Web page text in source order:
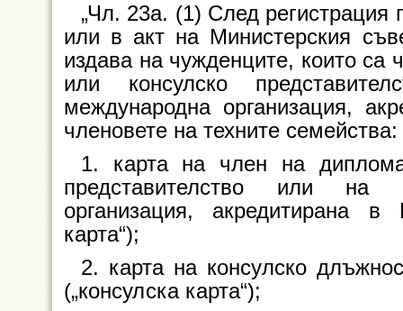
„Чл. 23а. (1) След регистрация
или в акт на Министерския
издава на чужденците, които са
или консулско
международна организация,
членовете на техните семейства:
1. карта на член на
представителство или на
организация, акредитирана в
карта“);
2. карта на консулско
(„консулска карта“);